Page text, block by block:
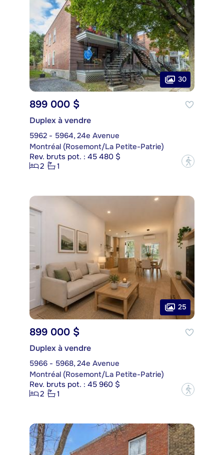
30
899 000 $
Duplex à vendre
5962 - 5964, 24e Avenue
Montréal (Rosemont/La Petite-Patrie)
Rev. bruts pot. : 45 480 $
2
1 ?
25
899 000 $
Duplex à vendre
5966 - 5968, 24e Avenue
Montréal (Rosemont/La Petite-Patrie)
Rev. bruts pot. : 45 960 $
2
1 ?